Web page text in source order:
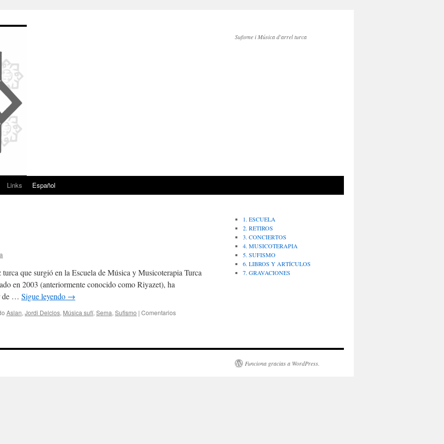
Sufisme i Música d'arrel turca
Links Español
que surgió en la Escuela de Música y Musicoterapia Turca
en 2003 (anteriormente conocido como Riyazet), ha
de … Sigue leyendo →
Aslan, Jordi Delclos, Música sufí, Sema, Sufismo | Comentarios
1. ESCUELA
2. RETIROS
3. CONCIERTOS
4. MUSICOTERAPIA
5. SUFISMO
6. LIBROS Y ARTÍCULOS
7. GRAVACIONES
Funciona gracias a WordPress.